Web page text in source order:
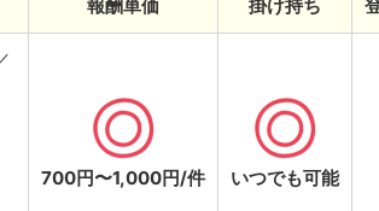
報酬単価 掛け持ち
700円〜1,000円/件 いつでも可能